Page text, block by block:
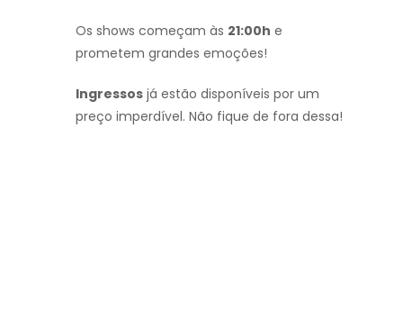
Os shows começam às 21:00h e
prometem grandes emoções!
Ingressos já estão disponíveis por um
preço imperdível. Não fique de fora dessa!